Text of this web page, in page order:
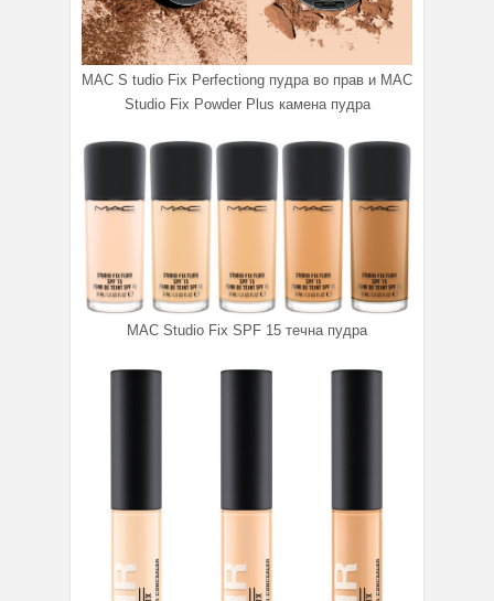
MAC S tudio Fix Perfectiong пудра во прав и MAC
Studio Fix Powder Plus камена пудра
MAC Studio Fix SPF 15 течна пудра